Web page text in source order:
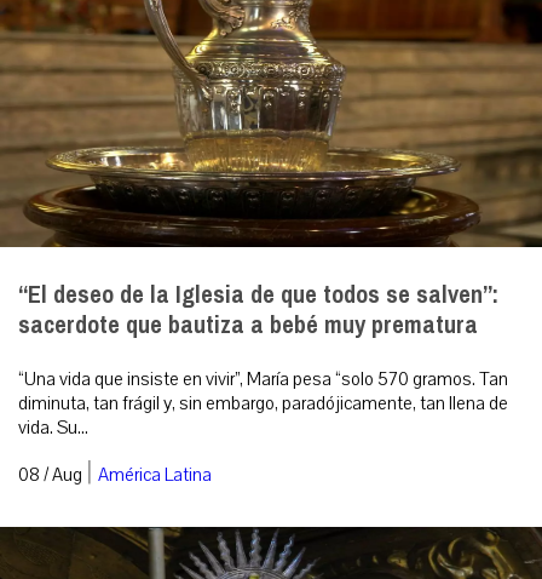
“El deseo de la Iglesia de que todos se salven”:
sacerdote que bautiza a bebé muy prematura
“Una vida que insiste en vivir”, María pesa “solo 570 gramos. Tan
diminuta, tan frágil y, sin embargo, paradójicamente, tan llena de
vida. Su...
08 / Aug | América Latina